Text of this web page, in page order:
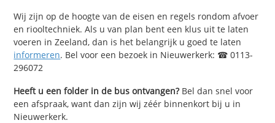
Wij zijn op de hoogte van de eisen en regels rondom afvoer
en riooltechniek. Als u van plan bent een klus uit te laten
voeren in Zeeland, dan is het belangrijk u goed te laten
informeren. Bel voor een bezoek in Nieuwerkerk: ☎ 0113-
296072
Heeft u een folder in de bus ontvangen?Bel dan snel voor
een afspraak, want dan zijn wij zéér binnenkort bij u in
Nieuwerkerk.